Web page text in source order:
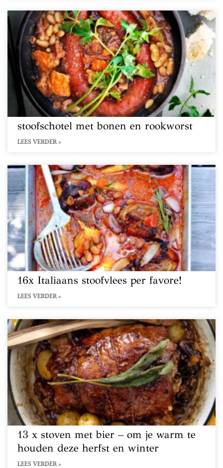
stoofschotel met bonen en rookworst
LEES VERDER »
16x Italiaans stoofvlees per favore!
LEES VERDER »
13 x stoven met bier – om je warm te
houden deze herfst en winter
LEES VERDER »